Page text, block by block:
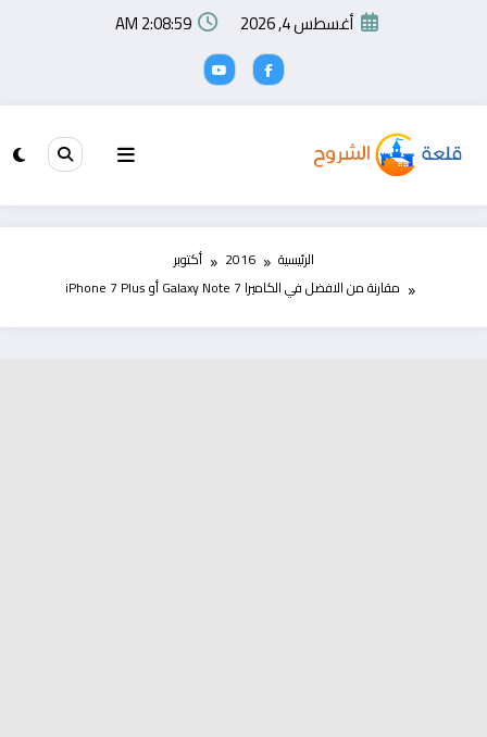
أغسطس 4, 2026 2:09:00 AM
الرئيسية 2016
أكتوبر
مقارنة من الافضل في الكاميرا Galaxy Note 7 أو iPhone 7 Plus